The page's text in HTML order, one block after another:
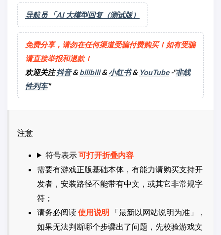
导航员 「AI 大模型回复（测试版）
免费分享，请勿在任何渠道受骗付费购买！如有受骗
请直接举报和退款！
欢迎关注抖音& bilibili&小红书& YouTube-"非线
性列车"
注意
符号表示可打开折叠内容
需要有游戏正版基础本体，有能力请购买支持开
发者，安装路径不能带有中文，或其它非常规字
符；
请务必阅读使用说明
「最新以网站说明为准」，
如果无法判断哪个步骤出了问题，先校验游戏文